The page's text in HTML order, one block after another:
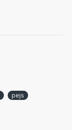
pejs